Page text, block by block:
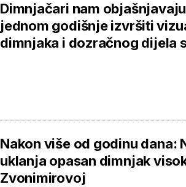
Dimnjačari nam
jednom godišnje izvršiti
dimnjaka i dozračnog dijela
Nakon više od godinu dana:
uklanja opasan dimnjak
Zvonimirovoj